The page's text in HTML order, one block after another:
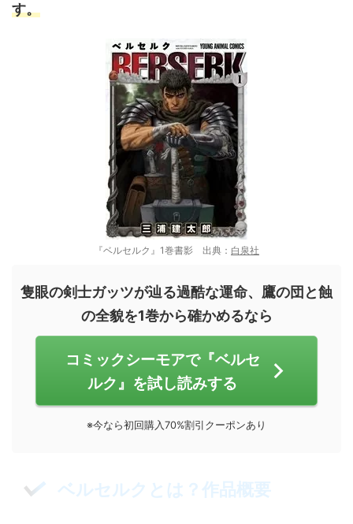
す。
『ベルセルク』1巻書影 出典： 白泉社
隻眼の剣士ガッツが辿る過酷な運命、鷹の団と蝕
の全貌を1巻から確かめるなら
コミックシーモアで『ベルセ
ルク』を試し読みする
※今なら初回購入70%割引クーポンあり
ベルセルクとは？作品概要